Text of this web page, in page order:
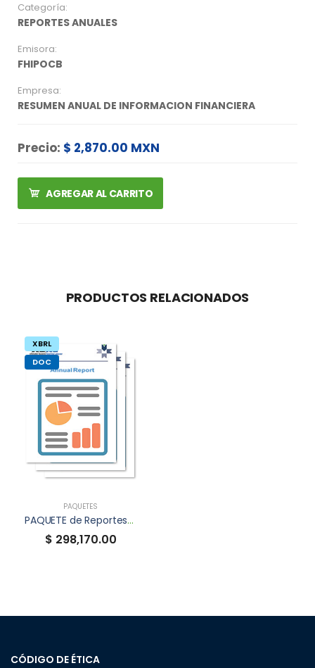
Categoría:
REPORTES ANUALES
Emisora:
FHIPOCB
Empresa:
RESUMEN ANUAL DE INFORMACION FINANCIERA
Precio: $ 2,870.00 MXN
AGREGAR AL CARRITO
PRODUCTOS RELACIONADOS
XBRL
DOC
PAQUETES
PAQUETE de Reportes Anuales XBRL
$ 298,170.00
CÓDIGO DE ÉTICA